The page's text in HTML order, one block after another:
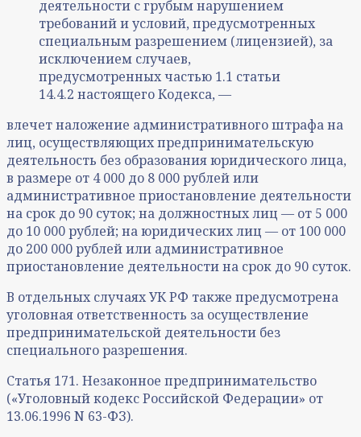
деятельности с грубым нарушением
требований и условий, предусмотренных
специальным разрешением (лицензией), за
исключением случаев,
предусмотренных частью 1.1 статьи
14.4.2 настоящего Кодекса, —
влечет наложение административного штрафа на
лиц, осуществляющих предпринимательскую
деятельность без образования юридического лица,
в размере от 4 000 до 8 000 рублей или
административное приостановление деятельности
на срок до 90 суток; на должностных лиц — от 5 000
до 10 000 рублей; на юридических лиц — от 100 000
до 200 000 рублей или административное
приостановление деятельности на срок до 90 суток.
В отдельных случаях УК РФ также предусмотрена
уголовная ответственность за осуществление
предпринимательской деятельности без
специального разрешения.
Статья 171. Незаконное предпринимательство
(«Уголовный кодекс Российской Федерации» от
13.06.1996 N 63-ФЗ).